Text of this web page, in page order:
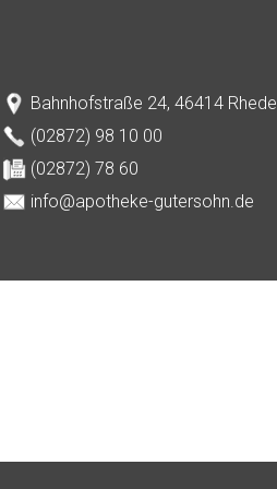
Bahnhofstraße 24, 46414 Rhede
(02872) 98 10 00
(02872) 78 60
info@apotheke-gutersohn.de